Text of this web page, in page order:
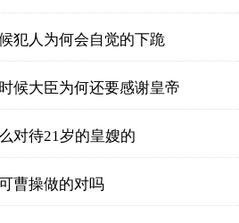
犯人为何会自觉的下跪
候大臣为何还要感谢皇帝
对待21岁的皇嫂的
曹操做的对吗